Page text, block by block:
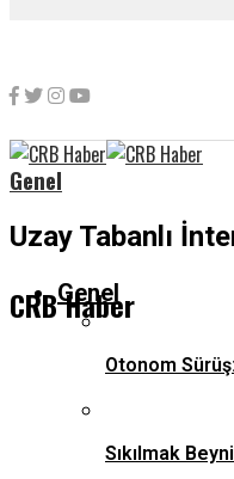
CRB Haber
Genel
Otonom
Sıkılmak
Genel
Uzay Tabanlı